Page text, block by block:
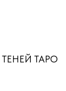
ТЕНЕЙ ТАРО